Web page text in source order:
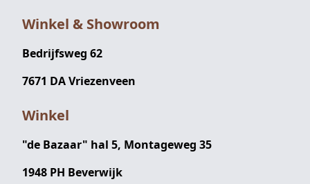
Winkel & Showroom
Bedrijfsweg 62
7671 DA Vriezenveen
Winkel
"de Bazaar" hal 5, Montageweg 35
1948 PH Beverwijk